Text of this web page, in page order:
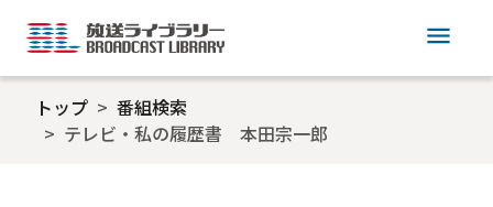
menu
トップ
番組検索
テレビ・私の履歴書 本田宗一郎